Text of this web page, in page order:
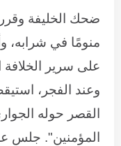
ضحك الخليفة
منومًا في شرابه،
على سرير الخلافة
وعند الفجر،
القصر حوله
المؤمنين". جلس